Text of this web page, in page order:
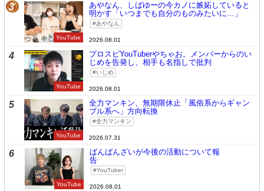
3
YouTube
あやなん、しばゆーの今カノに嫉妬していると
明かす「いつまでも自分のものみたいに…」
あやなん
2026.08.01
4
YouTube
プロスピYouTuberやちゃお。メンバーからのい
じめを告発し、相手も名指しで批判
いじめ
2026.08.01
5
YouTube
全力マンキン、無期限休止「風俗系からギャン
ブル系へ」方向転換
全力マンキン
2026.07.31
6
YouTube
ばんばんざいが今後の活動について報
告
YouTuber
2026.08.01